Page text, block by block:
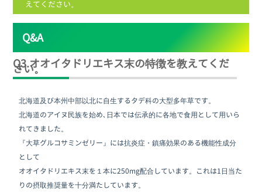
えてください。
Q&A
Q3.オオイタドリエキス末の特徴を教えてくだ
さい。
北海道及び本州中部以北に自生するタデ科の大型多年草です。
北海道のアイヌ民族を始め､日本では伝承的に各地で食用として用いら
れてきました。
『大草グルコサミンゼリー』には抗炎症・鎮痛効果のある機能性成分
として
オオイタドリエキス末を１本に250mg配合しています。これは1日当た
りの摂取推奨量を十分満たしています。